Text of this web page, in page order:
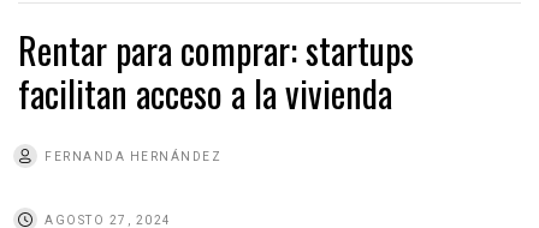
Rentar para comprar: startups
facilitan acceso a la vivienda
FERNANDA HERNÁNDEZ
AGOSTO 27, 2024